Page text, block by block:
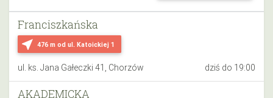
near_me 476 m od ul. Katoickiej 1
Franciszkańska
ul. ks. Jana Gałeczki 41, Chorzów dziś do 19:00
AKADEMICKA